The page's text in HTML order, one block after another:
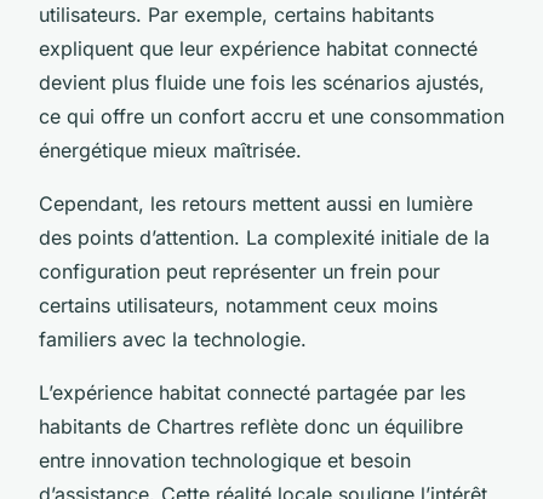
utilisateurs. Par exemple, certains habitants
expliquent que leur expérience habitat connecté
devient plus fluide une fois les scénarios ajustés,
ce qui offre un confort accru et une consommation
énergétique mieux maîtrisée.
Cependant, les retours mettent aussi en lumière
des points d’attention. La complexité initiale de la
configuration peut représenter un frein pour
certains utilisateurs, notamment ceux moins
familiers avec la technologie.
L’expérience habitat connecté partagée par les
habitants de Chartres reflète donc un équilibre
entre innovation technologique et besoin